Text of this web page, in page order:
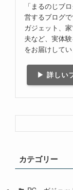
「まるのじブ
営するブログで
ガジェット、
夫など、実体
をお届けしてい
▶ 詳しい
カテゴリー